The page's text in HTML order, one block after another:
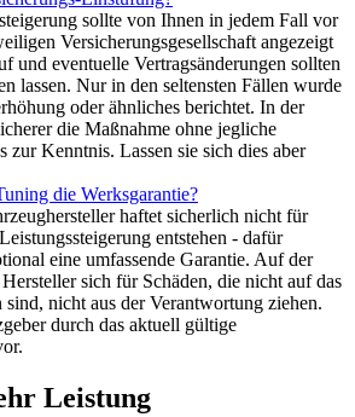
sollte von Ihnen in jedem Fall vor
Versicherungsgesellschaft angezeigt
und eventuelle Vertragsänderungen sollten
lassen. Nur in den seltensten Fällen wurde
oder ähnliches berichtet. In der
die Maßnahme ohne jegliche
zur Kenntnis. Lassen sie sich dies aber
die Werksgarantie?
haftet sicherlich nicht für
entstehen - dafür
eine umfassende Garantie. Auf der
sich für Schäden, die nicht auf das
nicht aus der Verantwortung ziehen.
durch das aktuell gültige
Leistung